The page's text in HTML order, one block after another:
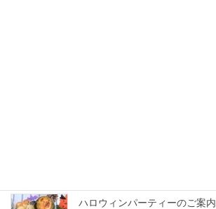
ハロウィンパーティーのご案内